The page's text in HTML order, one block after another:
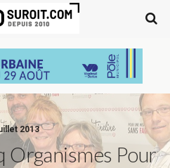
2013
Organismes Pour